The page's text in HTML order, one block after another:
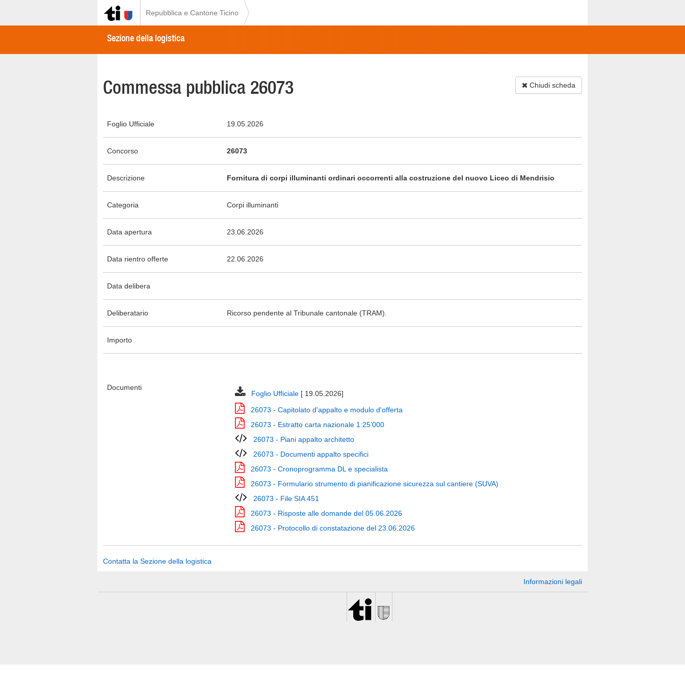
Repubblica e Cantone Ticino
Sezione della logistica
Chiudi scheda
Commessa pubblica 26073
Foglio Ufficiale 19.05.2026
Concorso 26073
Descrizione Fornitura di corpi illuminanti ordinari occorrenti alla costruzione del nuovo Liceo di Mendrisio
Categoria Corpi illuminanti
Data apertura 23.06.2026
Data rientro offerte 22.06.2026
Data delibera
Deliberatario Ricorso pendente al Tribunale cantonale (TRAM).
Importo
Documenti
Foglio Ufficiale [ 19.05.2026]
26073 - Capitolato d'appalto e modulo d'offerta
26073 - Estratto carta nazionale 1:25’000
26073 - Piani appalto architetto
26073 - Documenti appalto specifici
26073 - Cronoprogramma DL e specialista
26073 - Formulario strumento di pianificazione sicurezza sul cantiere (SUVA)
26073 - File SIA 451
26073 - Risposte alle domande del 05.06.2026
26073 - Protocollo di constatazione del 23.06.2026
Contatta la Sezione della logistica
Informazioni legali